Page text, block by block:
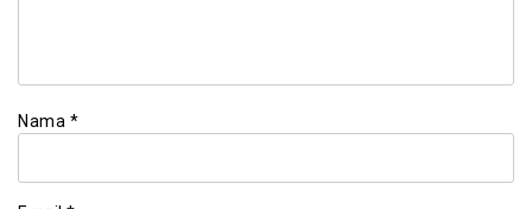
Nama *